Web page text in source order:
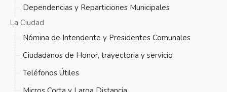
Dependencias y Reparticiones Municipales
La Ciudad
Nómina de Intendente y Presidentes Comunales
Ciudadanos de Honor, trayectoria y servicio
Teléfonos Útiles